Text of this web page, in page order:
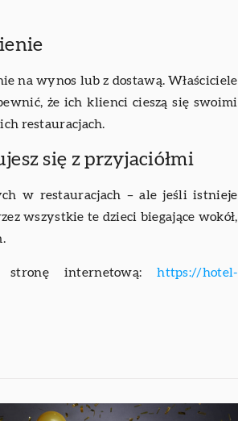
na wynos lub z dostawą. Właściciele
że ich klienci cieszą się swoimi
restauracjach.
się z przyjaciółmi
w restauracjach – ale jeśli istnieje
wszystkie te dzieci biegające wokół,
stronę internetową:https://hotel-